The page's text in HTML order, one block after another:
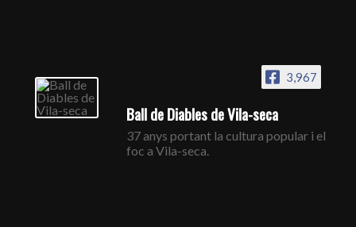
3,967
Ball de Diables de Vila-seca
37 anys portant la cultura popular i el
foc a Vila-seca.